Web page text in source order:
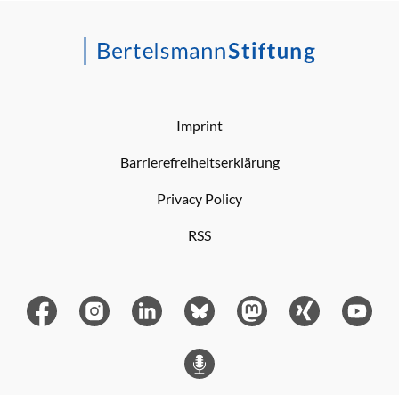
Imprint
Barrierefreiheitserklärung
Privacy Policy
RSS